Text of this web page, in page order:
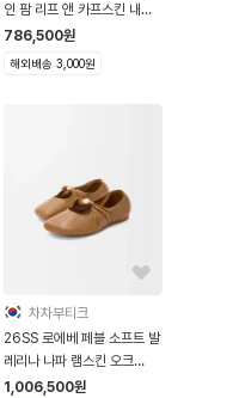
인 팜 리프 앤 카프스킨 내츄
럴
786,500원
해외배송 3,000원
차차부티크
26SS 로에베 페블 소프트 발
레리나 나파 램스킨 오크
L815466X46 3980
1,006,500원